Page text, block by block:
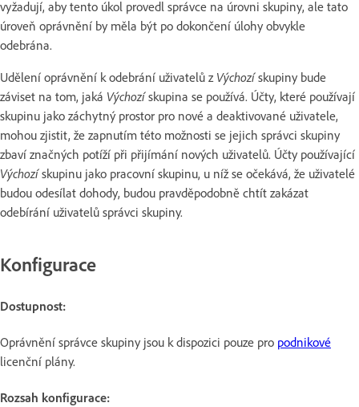
vyžadují, aby tento úkol provedl správce na úrovni skupiny, ale tato
úroveň oprávnění by měla být po dokončení úlohy obvykle
odebrána.
Udělení oprávnění k odebrání uživatelů z Výchozískupiny bude
záviset na tom, jaká Výchozískupina se používá. Účty, které používají
skupinu jako záchytný prostor pro nové a deaktivované uživatele,
mohou zjistit, že zapnutím této možnosti se jejich správci skupiny
zbaví značných potíží při přijímání nových uživatelů. Účty používající
Výchozískupinu jako pracovní skupinu, u níž se očekává, že uživatelé
budou odesílat dohody, budou pravděpodobně chtít zakázat
odebírání uživatelů správci skupiny.
Konfigurace
Dostupnost:
Oprávnění správce skupiny jsou k dispozici pouze pro podnikové
licenční plány.
Rozsah konfigurace: